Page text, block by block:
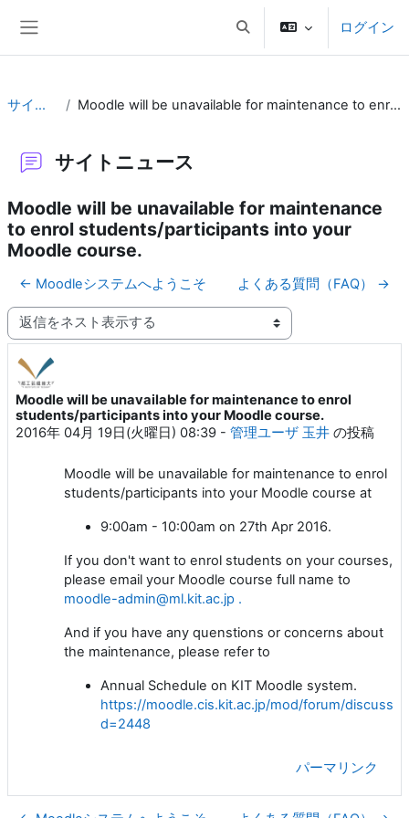
検索入力に切り替えるログイン
サイトニュース Moodle will be unavailable for maintenance to enrol students/participants into your Moodle course.
サイトニュース
Moodle will be unavailable for maintenance
to enrol students/participants into your
Moodle course.
← Moodleシステムへようこそ
よくある質問（FAQ） →
表示モード
Moodle will be unavailable for maintenance to enrol
students/participants into your Moodle course.
2016年 04月 19日(火曜日) 08:39 - 管理ユーザ 玉井 の投稿
返信数: 0
Moodle will be unavailable for maintenance to enrol
students/participants into your Moodle course at
9:00am - 10:00am on 27th Apr 2016.
If you don't want to enrol students on your courses,
please email your Moodle course full name to
moodle-admin@ml.kit.ac.jp .
And if you have any quenstions or concerns about
the maintenance, please refer to
Annual Schedule on KIT Moodle system.
https://moodle.cis.kit.ac.jp/mod/forum/
d=2448
パーマリンク